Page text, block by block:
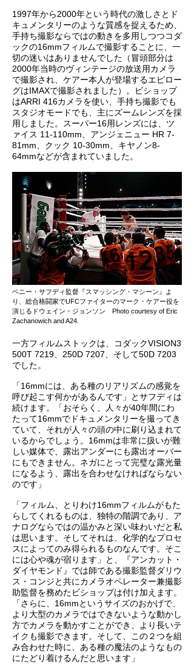
1997年から2000年という時代の激しさとド
キュメンタリーのような質感を捉えるため、
手持ち撮影ならではの動きを多用しつつコダ
ックの16mmフィルムで撮影することに、一
切の迷いはありませんでした（冒頭部分は
2000年当時のヴィンテージの放送用カメラ
で撮影され、ケアー本人が登場するエピロー
グはIMAXで撮影されました）。ビショップ
はARRI 416カメラを使い、手持ち撮影でも
スタジオモードでも、主にズームレンズを採
用しました。スーパー16用レンズには、ツ
ァイス 11-110mm、アンジェニュー HR 7-
81mm、クック 10-30mm、キヤノン8-
64mmなどが含まれていました。
ベニー・サフディ監督『スマッシング・マシーン』よ
り、総合格闘家でUFCファイターのマーク・ケアー役を
演じるドウェイン・ジョンソン Photo courtesy of Eric
Zachanowich and A24.
一方フィルムストックは、コダックVISION3
500T 7219、250D 7207、そして50D 7203
でした。
「16mmには、ある種のリアリズムの感覚を
呼び起こす何かがあるんです」とサフディは
続けます。「おそらく、人々が40年間にわ
たって16mmでドキュメンタリーを撮ってき
ていて、それが人々の頭の中に刷り込まれて
いるからでしょう。16mmは非常に扱いが難
しい媒体で、露出アンダーにも露出オーバー
にもできません。ネガにとって完璧な露光量
になるよう、露出を合わせなければならない
のです」
「フィルム、とりわけ16mmフィルムがもた
らしてくれるものは、独特の階調であり、ア
ナログならではの温かみと深い味わいだと私
は思います。そしてそれは、化学的なプロセ
スによってのみ得られるものなんです。そこ
には心や魂が宿ります」と、『アンカット・
ダイヤモンド』では師である撮影監督ダリウ
ス・コンジと共にカメラオペレーター兼撮影
助監督を務めたビショップは付け加えます。
「さらに、16mmというサイズのおかげで、
より大型のカメラではできないような動かし
方でカメラを動かすことができ、より長いテ
イクも撮影できます。そして、この２つを組
み合わせた時に、ある種の魔法のようなもの
にたどり着けるんだと思います」